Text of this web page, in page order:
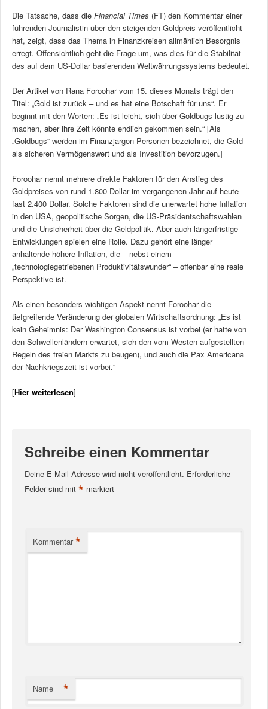
Die Tatsache, dass die Financial Times (FT) den Kommentar einer
führenden Journalistin über den steigenden Goldpreis veröffentlicht
hat, zeigt, dass das Thema in Finanzkreisen allmählich Besorgnis
erregt. Offensichtlich geht die Frage um, was dies für die Stabilität
des auf dem US-Dollar basierenden Weltwährungssystems bedeutet.
Der Artikel von Rana Foroohar vom 15. dieses Monats trägt den
Titel: „Gold ist zurück – und es hat eine Botschaft für uns“. Er
beginnt mit den Worten: „Es ist leicht, sich über Goldbugs lustig zu
machen, aber ihre Zeit könnte endlich gekommen sein.“ [Als
„Goldbugs“ werden im Finanzjargon Personen bezeichnet, die Gold
als sicheren Vermögenswert und als Investition bevorzugen.]
Foroohar nennt mehrere direkte Faktoren für den Anstieg des
Goldpreises von rund 1.800 Dollar im vergangenen Jahr auf heute
fast 2.400 Dollar. Solche Faktoren sind die unerwartet hohe Inflation
in den USA, geopolitische Sorgen, die US-Präsidentschaftswahlen
und die Unsicherheit über die Geldpolitik. Aber auch längerfristige
Entwicklungen spielen eine Rolle. Dazu gehört eine länger
anhaltende höhere Inflation, die – nebst einem
„technologiegetriebenen Produktivitätswunder“ – offenbar eine reale
Perspektive ist.
Als einen besonders wichtigen Aspekt nennt Foroohar die
tiefgreifende Veränderung der globalen Wirtschaftsordnung: „Es ist
kein Geheimnis: Der Washington Consensus ist vorbei (er hatte von
den Schwellenländern erwartet, sich den vom Westen aufgestellten
Regeln des freien Markts zu beugen), und auch die Pax Americana
der Nachkriegszeit ist vorbei.“
[Hier weiterlesen]
Schreibe einen Kommentar
Deine E-Mail-Adresse wird nicht veröffentlicht. Erforderliche
Felder sind mit * markiert
Kommentar *
Name *